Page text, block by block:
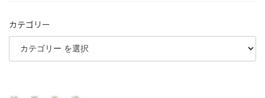
カテゴリー